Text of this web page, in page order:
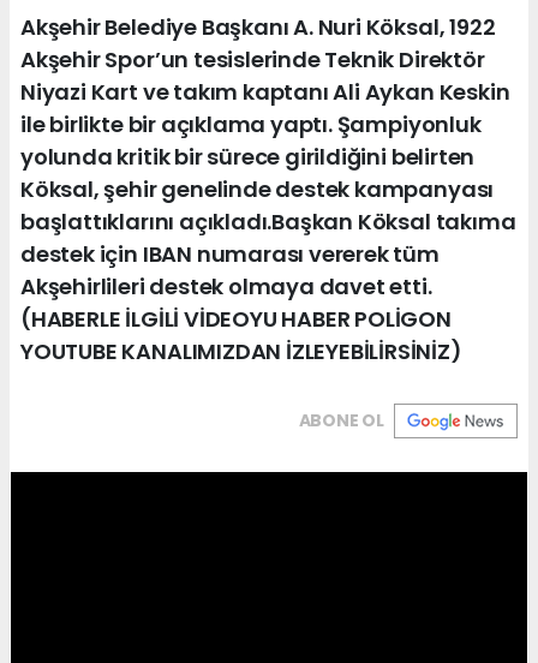
Akşehir Belediye Başkanı A. Nuri Köksal, 1922
Akşehir Spor’un tesislerinde Teknik Direktör
Niyazi Kart ve takım kaptanı Ali Aykan Keskin
ile birlikte bir açıklama yaptı. Şampiyonluk
yolunda kritik bir sürece girildiğini belirten
Köksal, şehir genelinde destek kampanyası
başlattıklarını açıkladı.Başkan Köksal takıma
destek için IBAN numarası vererek tüm
Akşehirlileri destek olmaya davet etti.
(HABERLE İLGİLİ VİDEOYU HABER POLİGON
YOUTUBE KANALIMIZDAN İZLEYEBİLİRSİNİZ)
ABONE OL